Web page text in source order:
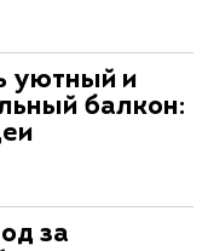
уютный и
балкон:
за